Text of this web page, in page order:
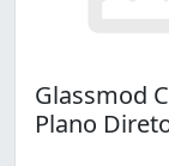
Glassmod
Plano